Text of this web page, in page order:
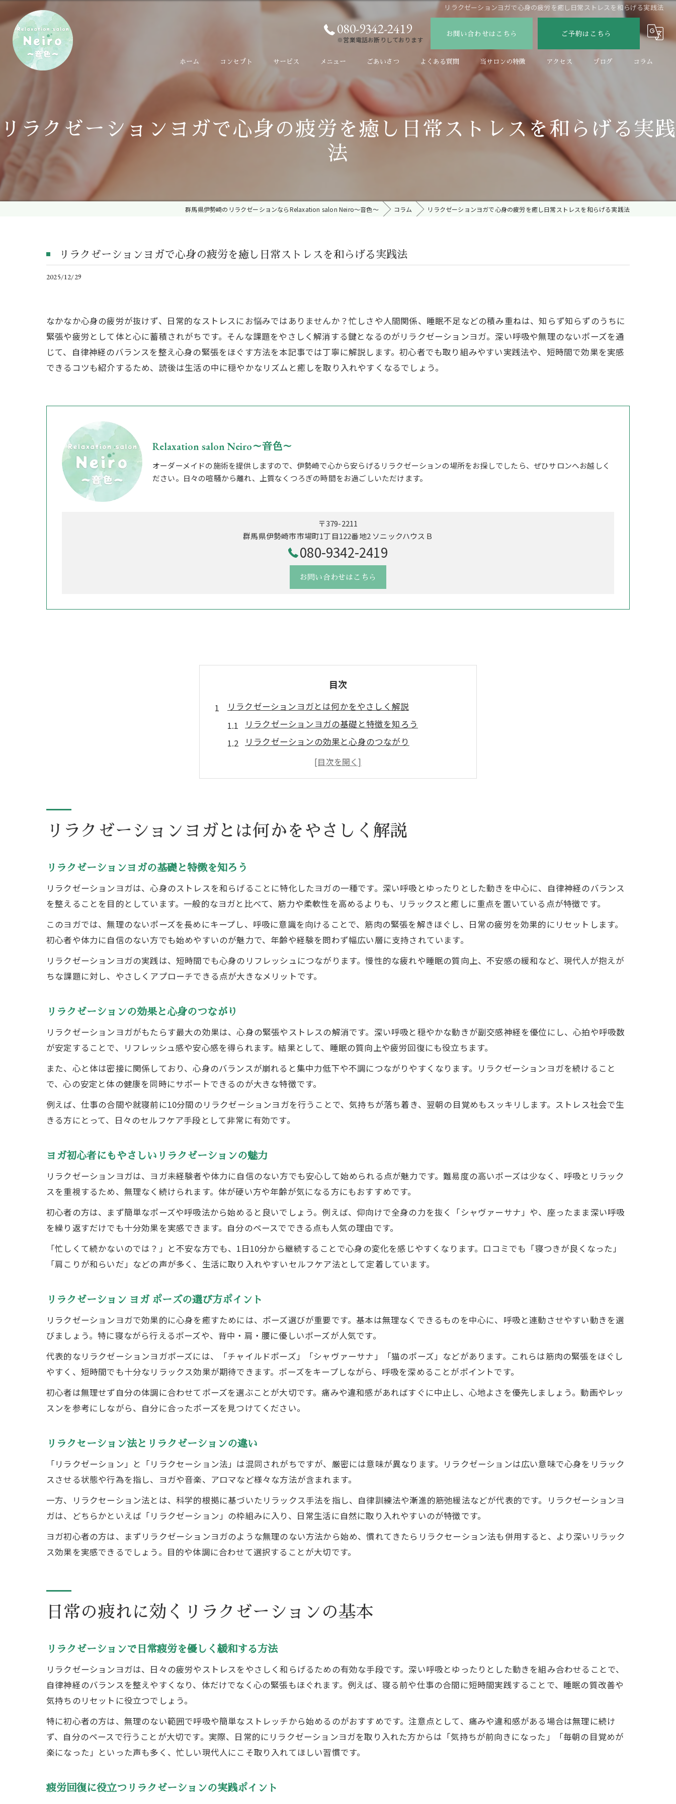
リラクゼーションヨガで心身の疲労を癒し日常ストレスを和らげる実践法
080-9342-2419
※営業電話お断りしております
お問い合わせはこちら ご予約はこちら
ホーム コンセプト サービス メニュー ごあいさつ よくある質問 当サロンの特徴
アロマ
アクセス ブログ コラム
リラクゼーションヨガで心身の疲労を癒し日常ストレスを和らげる実践
法
群馬県伊勢崎のリラクゼーションならRelaxation salon Neiro～音色～ コラム リラクゼーションヨガで心身の疲労を癒し日常ストレスを和らげる実践法
リラクゼーションヨガで心身の疲労を癒し日常ストレスを和らげる実践法
2025/12/29
なかなか心身の疲労が抜けず、日常的なストレスにお悩みではありませんか？忙しさや人間関係、睡眠不足などの積み重ねは、知らず知らずのうちに
緊張や疲労として体と心に蓄積されがちです。そんな課題をやさしく解消する鍵となるのがリラクゼーションヨガ。深い呼吸や無理のないポーズを通
じて、自律神経のバランスを整え心身の緊張をほぐす方法を本記事では丁寧に解説します。初心者でも取り組みやすい実践法や、短時間で効果を実感
できるコツも紹介するため、読後は生活の中に穏やかなリズムと癒しを取り入れやすくなるでしょう。
Relaxation salon Neiro～音色～
オーダーメイドの施術を提供しますので、伊勢崎で心から安らげるリラクゼーションの場所をお探しでしたら、ぜひサロンへお越しく
ださい。日々の喧騒から離れ、上質なくつろぎの時間をお過ごしいただけます。
〒379-2211
群馬県伊勢崎市市場町1丁目122番地2 ソニックハウスＢ
080-9342-2419
お問い合わせはこちら
目次
リラクゼーションヨガとは何かをやさしく解説
リラクゼーションヨガの基礎と特徴を知ろう
リラクゼーションの効果と心身のつながり
ヨガ初心者にもやさしいリラクゼーションの魅力
リラクゼーション ヨガ ポーズの選び方ポイント
リラクゼーションで日常疲労を優しく緩和する方法
リラックスヨガ シークエンス例で疲れ対策
リラクゼーション ヨガ ポーズで心身をほぐすコツ
ストレッチや呼吸法を取り入れたリラクゼーション
心身を癒すヨガの呼吸法を実践するために
リラクセーション 呼吸法で心身の緊張を解放
初心者にもやさしい呼吸法のステップ
リラクゼーションを短時間で実感するポイント
効果的なリラクゼーション ヨガ ポーズの選び方
忙しい人にも最適なリラクゼーション法
心のヨガ資格で学ぶリラクゼーションの知識
リラクゼーション ヨガ ポーズで心を整える方法
ストレスケアに役立つリラクセーション法とは
初心者が知りたいヨガとリラックスヨガの違い
リラクゼーションヨガとヨガの違いをわかりやすく解説
リラクセーション と リラクゼーションの理解を深める
リラクセーションヨガポーズは誰におすすめ？
リラックスヨガ シークエンス例の魅力に注目
リラクゼーションヨガとは何かをやさしく解説
リラクゼーションヨガの基礎と特徴を知ろう
リラクゼーションヨガは、心身のストレスを和らげることに特化したヨガの一種です。深い呼吸とゆったりとした動きを中心に、自律神経のバランス
を整えることを目的としています。一般的なヨガと比べて、筋力や柔軟性を高めるよりも、リラックスと癒しに重点を置いている点が特徴です。
このヨガでは、無理のないポーズを長めにキープし、呼吸に意識を向けることで、筋肉の緊張を解きほぐし、日常の疲労を効果的にリセットします。
初心者や体力に自信のない方でも始めやすいのが魅力で、年齢や経験を問わず幅広い層に支持されています。
リラクゼーションヨガの実践は、短時間でも心身のリフレッシュにつながります。慢性的な疲れや睡眠の質向上、不安感の緩和など、現代人が抱えが
ちな課題に対し、やさしくアプローチできる点が大きなメリットです。
リラクゼーションの効果と心身のつながり
リラクゼーションヨガがもたらす最大の効果は、心身の緊張やストレスの解消です。深い呼吸と穏やかな動きが副交感神経を優位にし、心拍や呼吸数
が安定することで、リフレッシュ感や安心感を得られます。結果として、睡眠の質向上や疲労回復にも役立ちます。
また、心と体は密接に関係しており、心身のバランスが崩れると集中力低下や不調につながりやすくなります。リラクゼーションヨガを続けること
で、心の安定と体の健康を同時にサポートできるのが大きな特徴です。
例えば、仕事の合間や就寝前に10分間のリラクゼーションヨガを行うことで、気持ちが落ち着き、翌朝の目覚めもスッキリします。ストレス社会で生
きる方にとって、日々のセルフケア手段として非常に有効です。
ヨガ初心者にもやさしいリラクゼーションの魅力
リラクゼーションヨガは、ヨガ未経験者や体力に自信のない方でも安心して始められる点が魅力です。難易度の高いポーズは少なく、呼吸とリラック
スを重視するため、無理なく続けられます。体が硬い方や年齢が気になる方にもおすすめです。
初心者の方は、まず簡単なポーズや呼吸法から始めると良いでしょう。例えば、仰向けで全身の力を抜く「シャヴァーサナ」や、座ったまま深い呼吸
を繰り返すだけでも十分効果を実感できます。自分のペースでできる点も人気の理由です。
「忙しくて続かないのでは？」と不安な方でも、1日10分から継続することで心身の変化を感じやすくなります。口コミでも「寝つきが良くなった」
「肩こりが和らいだ」などの声が多く、生活に取り入れやすいセルフケア法として定着しています。
リラクゼーション ヨガ ポーズの選び方ポイント
リラクゼーションヨガで効果的に心身を癒すためには、ポーズ選びが重要です。基本は無理なくできるものを中心に、呼吸と連動させやすい動きを選
びましょう。特に寝ながら行えるポーズや、背中・肩・腰に優しいポーズが人気です。
代表的なリラクゼーションヨガポーズには、「チャイルドポーズ」「シャヴァーサナ」「猫のポーズ」などがあります。これらは筋肉の緊張をほぐし
やすく、短時間でも十分なリラックス効果が期待できます。ポーズをキープしながら、呼吸を深めることがポイントです。
初心者は無理せず自分の体調に合わせてポーズを選ぶことが大切です。痛みや違和感があればすぐに中止し、心地よさを優先しましょう。動画やレッ
スンを参考にしながら、自分に合ったポーズを見つけてください。
リラクセーション法とリラクゼーションの違い
「リラクゼーション」と「リラクセーション法」は混同されがちですが、厳密には意味が異なります。リラクゼーションは広い意味で心身をリラック
スさせる状態や行為を指し、ヨガや音楽、アロマなど様々な方法が含まれます。
一方、リラクセーション法とは、科学的根拠に基づいたリラックス手法を指し、自律訓練法や漸進的筋弛緩法などが代表的です。リラクゼーションヨ
ガは、どちらかといえば「リラクゼーション」の枠組みに入り、日常生活に自然に取り入れやすいのが特徴です。
ヨガ初心者の方は、まずリラクゼーションヨガのような無理のない方法から始め、慣れてきたらリラクセーション法も併用すると、より深いリラック
ス効果を実感できるでしょう。目的や体調に合わせて選択することが大切です。
日常の疲れに効くリラクゼーションの基本
リラクゼーションで日常疲労を優しく緩和する方法
リラクゼーションヨガは、日々の疲労やストレスをやさしく和らげるための有効な手段です。深い呼吸とゆったりとした動きを組み合わせることで、
自律神経のバランスを整えやすくなり、体だけでなく心の緊張もほぐれます。例えば、寝る前や仕事の合間に短時間実践することで、睡眠の質改善や
気持ちのリセットに役立つでしょう。
特に初心者の方は、無理のない範囲で呼吸や簡単なストレッチから始めるのがおすすめです。注意点として、痛みや違和感がある場合は無理に続け
ず、自分のペースで行うことが大切です。実際、日常的にリラクゼーションヨガを取り入れた方からは「気持ちが前向きになった」「毎朝の目覚めが
楽になった」といった声も多く、忙しい現代人にこそ取り入れてほしい習慣です。
疲労回復に役立つリラクゼーションの実践ポイント
ご予約はこちら
ご予約はこちら